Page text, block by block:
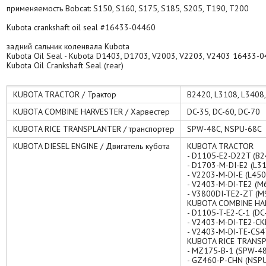
применяемость Bobcat: S150, S160, S175, S185, S205, T190, T200
Kubota crankshaft oil seal #16433-04460
задний сальник коленвала Kubota
Kubota Oil Seal - Kubota D1403, D1703, V2003, V2203, V2403 16433-
Kubota Oil Crankshaft Seal (rear)
KUBOTA TRACTOR / Трактор
B2420, L3108,
KUBOTA COMBINE HARVESTER / Харвестер
DC-35, DC-60, DC-70
KUBOTA RICE TRANSPLANTER / транспортер
SPW-48C, NSPU-68C
KUBOTA DIESEL ENGINE / Двигатель кубота
KUBOTA TRACTOR
- D1105-E2-D22T
- D1703-M-DI-E2
- V2203-M-DI-E
- V2403-M-DI-TE2
- V3800DI-TE2-ZT
KUBOTA COMBINE
- D1105-T-E2-C-1
- V2403-M-DI-TE2-
- V2403-M-DI-TE-
KUBOTA RICE
- MZ175-B-1 (SPW-
- GZ460-P-CHN